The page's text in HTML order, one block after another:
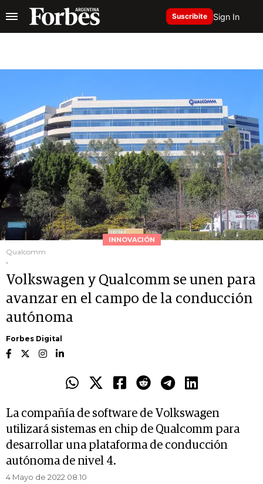
Suscribite Sign In
INNOVACIÓN
Qualcomm
.
Volkswagen y Qualcomm se unen para
avanzar en el campo de la conducción
autónoma
Forbes Digital
La compañía de software de Volkswagen
utilizará sistemas en chip de Qualcomm para
desarrollar una plataforma de conducción
autónoma de nivel 4.
4 Mayo de 2022 08.10